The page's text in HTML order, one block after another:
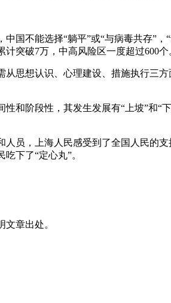
国不能选择“躺平”或“与病毒共存”
突破7万，中高风险区一度超过600个
思想认识、心理建设、措施执行三
和阶段性，其发生发展有“上坡”和
员，上海人民感受到了全国人民的
下了“定心丸”。
章出处。